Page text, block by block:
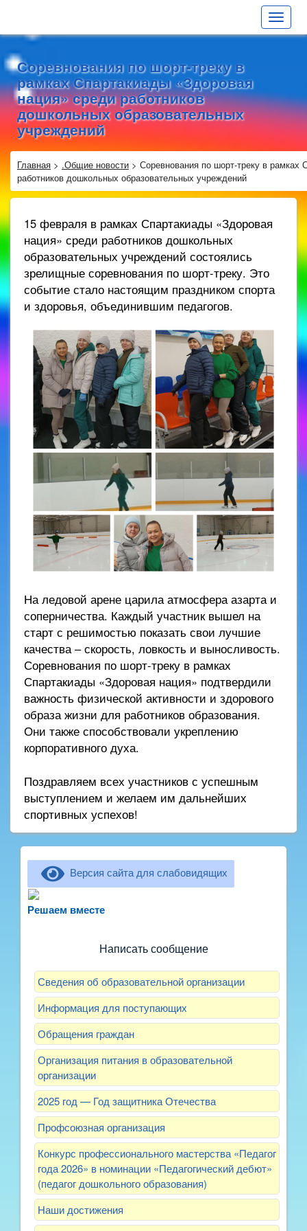
Toggle
Соревнования по шорт-треку в
рамках Спартакиады «Здоровая
нация» среди работников
дошкольных образовательных
учреждений
Главная > .Общие новости > Соревнования по шорт-треку в рамках
работников дошкольных образовательных учреждений
15 февраля в рамках Спартакиады «Здоровая
нация» среди работников дошкольных
образовательных учреждений состоялись
зрелищные соревнования по шорт-треку. Это
событие стало настоящим праздником спорта
и здоровья, объединившим педагогов.
На ледовой арене царила атмосфера азарта и
соперничества. Каждый участник вышел на
старт с решимостью показать свои лучшие
качества – скорость, ловкость и выносливость.
Соревнования по шорт-треку в рамках
Спартакиады «Здоровая нация» подтвердили
важность физической активности и здорового
образа жизни для работников образования.
Они также способствовали укреплению
корпоративного духа.
Поздравляем всех участников с успешным
выступлением и желаем им дальнейших
спортивных успехов!
Версия сайта для слабовидящих
Решаем вместерассказать о воспитателях? Знаете, как
Написать сообщение
Сведения об образовательной организации
Информация для поступающих
Обращения граждан
Организация питания в образовательной
организации
2025 год — Год защитника Отечества
Профсоюзная организация
Конкурс профессионального мастерства «Педагог
года 2026» в номинации «Педагогический дебют»
(педагог дошкольного образования)
Наши достижения